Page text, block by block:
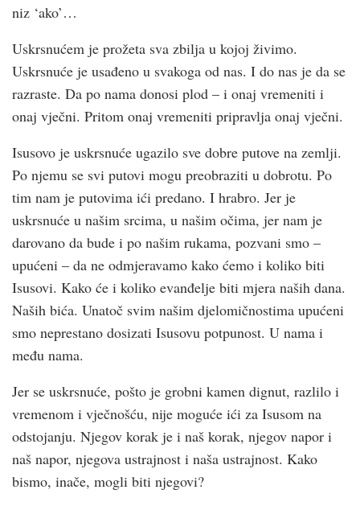
niz ‘ako’…
Uskrsnućem je prožeta sva zbilja u kojoj živimo.
Uskrsnuće je usađeno u svakoga od nas. I do nas je da se
razraste. Da po nama donosi plod – i onaj vremeniti i
onaj vječni. Pritom onaj vremeniti pripravlja onaj vječni.
Isusovo je uskrsnuće ugazilo sve dobre putove na zemlji.
Po njemu se svi putovi mogu preobraziti u dobrotu. Po
tim nam je putovima ići predano. I hrabro. Jer je
uskrsnuće u našim srcima, u našim očima, jer nam je
darovano da bude i po našim rukama, pozvani smo –
upućeni – da ne odmjeravamo kako ćemo i koliko biti
Isusovi. Kako će i koliko evanđelje biti mjera naših dana.
Naših bića. Unatoč svim našim djelomičnostima upućeni
smo neprestano dosizati Isusovu potpunost. U nama i
među nama.
Jer se uskrsnuće, pošto je grobni kamen dignut, razlilo i
vremenom i vječnošću, nije moguće ići za Isusom na
odstojanju. Njegov korak je i naš korak, njegov napor i
naš napor, njegova ustrajnost i naša ustrajnost. Kako
bismo, inače, mogli biti njegovi?